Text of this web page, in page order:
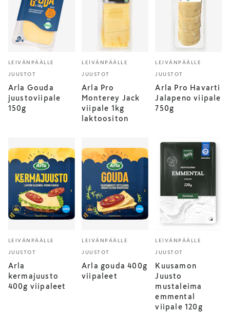
LEIVÄNPÄÄLLE
JUUSTOT
Arla Gouda
juustoviipale
150g
LEIVÄNPÄÄLLE
JUUSTOT
Arla Pro
Monterey Jack
viipale 1kg
laktoositon
LEIVÄNPÄÄLLE
JUUSTOT
Arla Pro Havarti
Jalapeno viipale
750g
LEIVÄNPÄÄLLE
JUUSTOT
Arla
kermajuusto
400g viipaleet
LEIVÄNPÄÄLLE
JUUSTOT
Arla gouda 400g
viipaleet
LEIVÄNPÄÄLLE
JUUSTOT
Kuusamon
Juusto
mustaleima
emmental
viipale 120g